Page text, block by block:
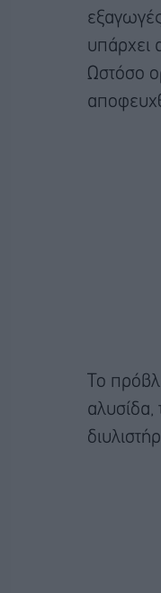
υπάρχει
Ωστόσο
Το
αλυσίδα,